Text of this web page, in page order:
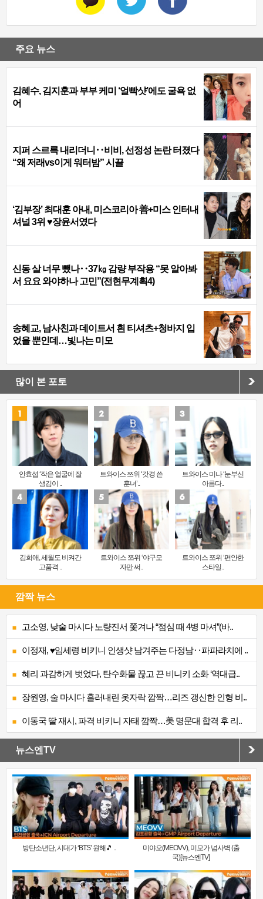
주요 뉴스
김혜수, 김지훈과 부부 케미 ‘얼빡샷’에도 굴욕 없
어
지퍼 스르륵 내리더니‥비비, 선정성 논란 터졌다
“왜 저래vs이게 워터밤” 시끌
‘김부장’ 최대훈 아내, 미스코리아 善+미스 인터내
셔널 3위 ♥장윤서였다
신동 살 너무 뺐나‥37㎏ 감량 부작용 “못 알아봐
서 요요 와야하나 고민”(전현무계획4)
송혜교, 남사친과 데이트서 흰 티셔츠+청바지 입
었을 뿐인데…빛나는 미모
많이 본 포토
안효섭 ‘작은 얼굴에 잘
생김이 ..
트와이스 쯔위 ‘갓경 쓴
훈녀’..
트와이스 미나 ‘눈부신
아름다..
김희애, 세월도 비켜간
고품격 ..
트와이스 쯔위 ‘야구모
자만 써..
트와이스 쯔위 ‘편안한
스타일..
깜짝 뉴스
고소영, 낮술 마시다 노량진서 쫓겨나 “점심 때 4병 마셔”(바..
이정재, ♥임세령 비키니 인생샷 남겨주는 다정남‥파파라치에 ..
혜리 과감하게 벗었다, 탄수화물 끊고 끈 비니키 소화 ‘역대급..
장원영, 술 마시다 흘러내린 옷자락 깜짝…리즈 갱신한 인형 비..
이동국 딸 재시, 파격 비키니 자태 깜짝…美 명문대 합격 후 리..
뉴스엔TV
방탄소년단, 시대가 ‘BTS’ 원해🎵 ..
미야오(MEOVV), 미모가 넘사벽 (출
국)[뉴스엔TV]